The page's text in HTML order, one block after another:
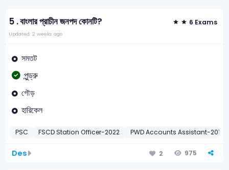
5 .বাংলার প্রাচীন জনপদ কোনটি? 6 Exams
Updated: 2 weeks ago
সমতট
পুন্ড্রু
গৌড়
হারিকেল
PSC FSCD Station Officer-2022 PWD Accounts Assistant-2016
Des 2 975